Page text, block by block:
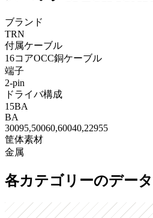
ブランド
TRN
付属ケーブル
16コアOCC銅ケーブル
端子
2-pin
ドライバ構成
15BA
BA
30095,50060,60040,22955
筐体素材
金属
各カテゴリーのデー